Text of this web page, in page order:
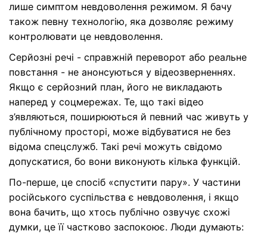
лише симптом невдоволення режимом. Я бачу
також певну технологію, яка дозволяє режиму
контролювати це невдоволення.
Серйозні речі - справжній переворот або реальне
повстання - не анонсуються у відеозверненнях.
Якщо є серйозний план, його не викладають
наперед у соцмережах. Те, що такі відео
з’являються, поширюються й певний час живуть у
публічному просторі, може відбуватися не без
відома спецслужб. Такі речі можуть свідомо
допускатися, бо вони виконують кілька функцій.
По-перше, це спосіб «спустити пару». У частини
російського суспільства є невдоволення, і якщо
вона бачить, що хтось публічно озвучує схожі
думки, це її частково заспокоює. Люди думають: